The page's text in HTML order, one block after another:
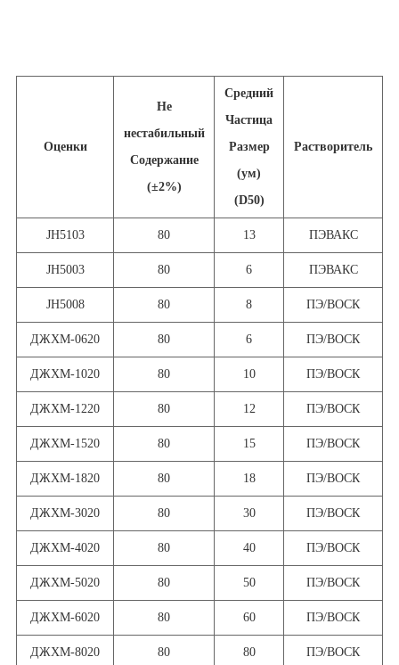
Оценки
Не
нестабильный
Содержание
(±2%)
Средний
Частица
Размер
(ум)
(D50)
Растворитель
JH5103 80 13 ПЭВАКС
JH5003 80 6 ПЭВАКС
JH5008 80 8 ПЭ/ВОСК
ДЖХМ-0620 80 6 ПЭ/ВОСК
ДЖХМ-1020 80 10 ПЭ/ВОСК
ДЖХМ-1220 80 12 ПЭ/ВОСК
ДЖХМ-1520 80 15 ПЭ/ВОСК
ДЖХМ-1820 80 18 ПЭ/ВОСК
ДЖХМ-3020 80 30 ПЭ/ВОСК
ДЖХМ-4020 80 40 ПЭ/ВОСК
ДЖХМ-5020 80 50 ПЭ/ВОСК
ДЖХМ-6020 80 60 ПЭ/ВОСК
ДЖХМ-8020 80 80 ПЭ/ВОСК